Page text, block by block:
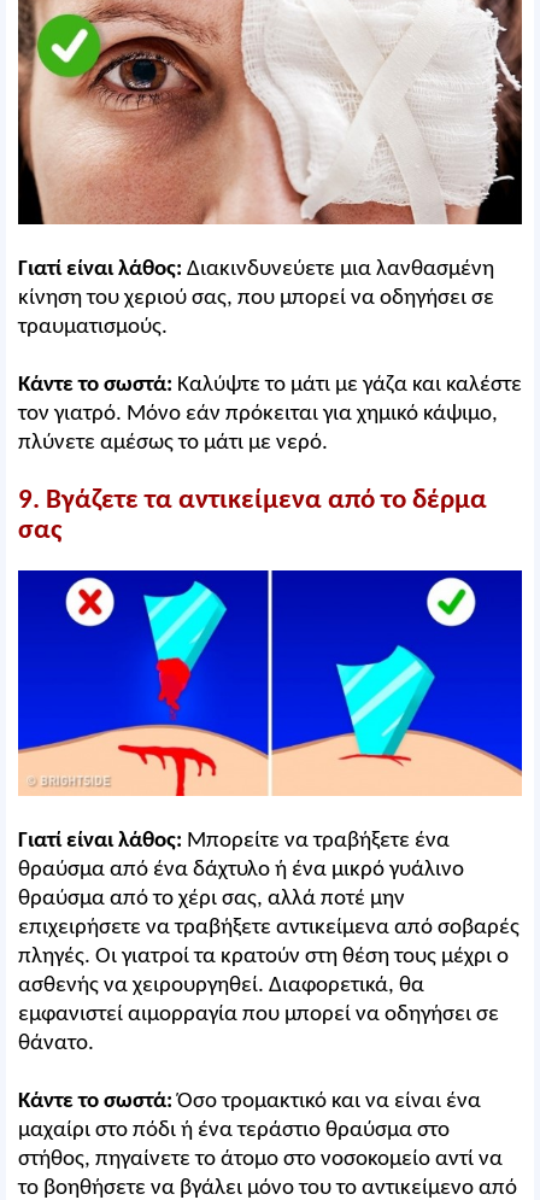
Γιατί είναι λάθος: Διακινδυνεύετε μια λανθασμένη
κίνηση του χεριού σας, που μπορεί να οδηγήσει σε
τραυματισμούς.
Κάντε το σωστά: Καλύψτε το μάτι με γάζα και καλέστε
τον γιατρό. Μόνο εάν πρόκειται για χημικό κάψιμο,
πλύνετε αμέσως το μάτι με νερό.
9. Βγάζετε τα αντικείμενα από το δέρμα
σας
Γιατί είναι λάθος: Μπορείτε να τραβήξετε ένα
θραύσμα από ένα δάχτυλο ή ένα μικρό γυάλινο
θραύσμα από το χέρι σας, αλλά ποτέ μην
επιχειρήσετε να τραβήξετε αντικείμενα από σοβαρές
πληγές. Οι γιατροί τα κρατούν στη θέση τους μέχρι ο
ασθενής να χειρουργηθεί. Διαφορετικά, θα
εμφανιστεί αιμορραγία που μπορεί να οδηγήσει σε
θάνατο.
Κάντε το σωστά: Όσο τρομακτικό και να είναι ένα
μαχαίρι στο πόδι ή ένα τεράστιο θραύσμα στο
στήθος, πηγαίνετε το άτομο στο νοσοκομείο αντί να
το βοηθήσετε να βγάλει μόνο του το αντικείμενο από